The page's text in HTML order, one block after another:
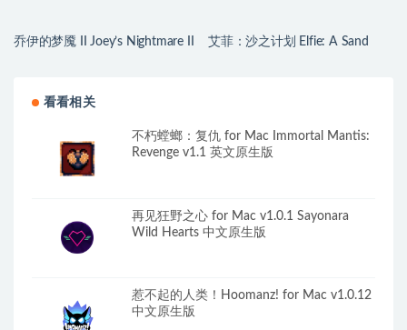
乔伊的梦魇 II Joey’s Nightmare II
艾菲：沙之计划 Elfie: A Sand
看看相关
不朽螳螂：复仇 for Mac Immortal Mantis:
Revenge v1.1 英文原生版
再见狂野之心 for Mac v1.0.1 Sayonara
Wild Hearts 中文原生版
惹不起的人类！Hoomanz! for Mac v1.0.12
中文原生版